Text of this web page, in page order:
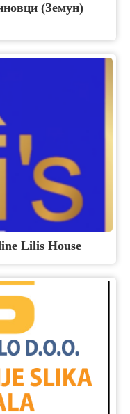
(Земун)
Lilis House